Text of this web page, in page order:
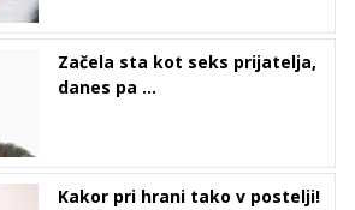
Začela sta kot seks prijatelja,
danes pa ...
Kakor pri hrani tako v postelji!